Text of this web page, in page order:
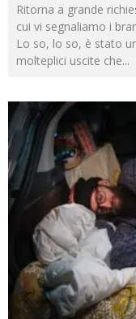
Ritorna a grande
cui vi segnaliamo i
Lo so, lo so, è stato
molteplici uscite che...